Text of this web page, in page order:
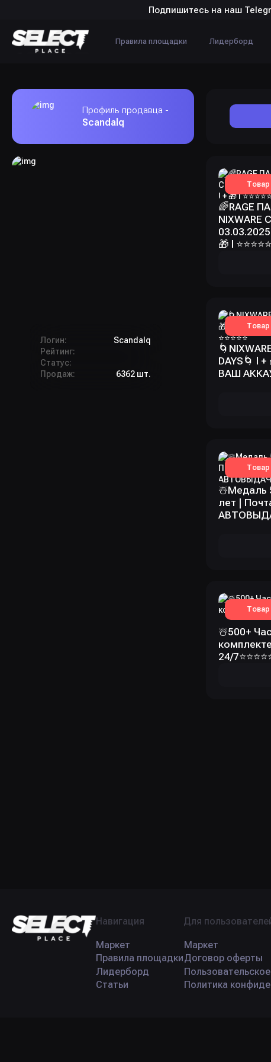
Подпишитесь на наш
Правила площадки Лидерборд
Профиль продавца -
Scandalq
Логин:
Scandalq
Рейтинг:
Статус:
Продаж:
6362 шт.
🌈RAGE
NIXWARE
03.03.2025
🎁 l
DAYS🌀 l
ВАШ
☃️Медаль
лет |
☃️500+
24/
Навигация
Маркет
Правила площадки
Лидерборд
Статьи
Для
Маркет
Договор оферты
Политика